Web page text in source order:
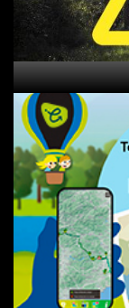
Els
Secrets
de
les
Vies
Verdes